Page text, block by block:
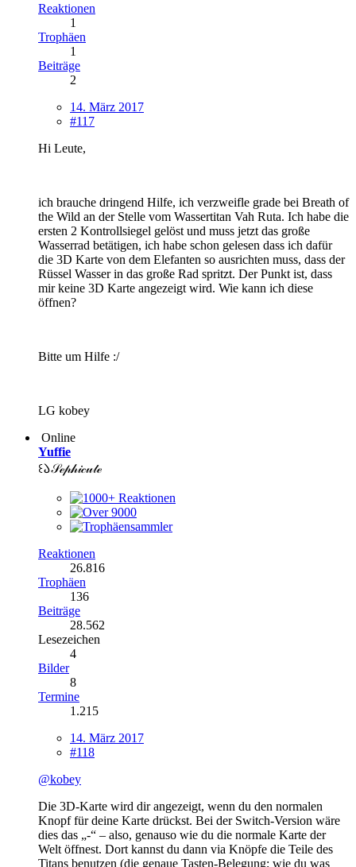
Reaktionen
1
Trophäen
1
Beiträge
2
14. März 2017
#117
Hi Leute,
ich brauche dringend Hilfe, ich verzweifle grade bei Breath of
the Wild an der Stelle vom Wassertitan Vah Ruta. Ich habe die
ersten 2 Kontrollsiegel gelöst und muss jetzt das große
Wasserrad betätigen, ich habe schon gelesen dass ich dafür
die 3D Karte von dem Elefanten so ausrichten muss, dass der
Rüssel Wasser in das große Rad spritzt. Der Punkt ist, dass
mir keine 3D Karte angezeigt wird. Wie kann ich diese
öffnen?
Bitte um Hilfe :/
LG kobey
Online
Yuffie
꒰𑁬𝒮ℯ𝓅𝒽𝒾𝒸𝓊𝓉ℯ
Reaktionen
26.816
Trophäen
136
Beiträge
28.562
Lesezeichen
4
Bilder
8
Termine
1.215
14. März 2017
#118
@kobey
Die 3D-Karte wird dir angezeigt, wenn du den normalen
Knopf für deine Karte drückst. Bei der Switch-Version wäre
dies das „-“ – also, genauso wie du die normale Karte der
Welt öffnest. Dort kannst du dann via Knöpfe die Teile des
Titans benutzen (die genaue Tasten-Belegung; wie du was